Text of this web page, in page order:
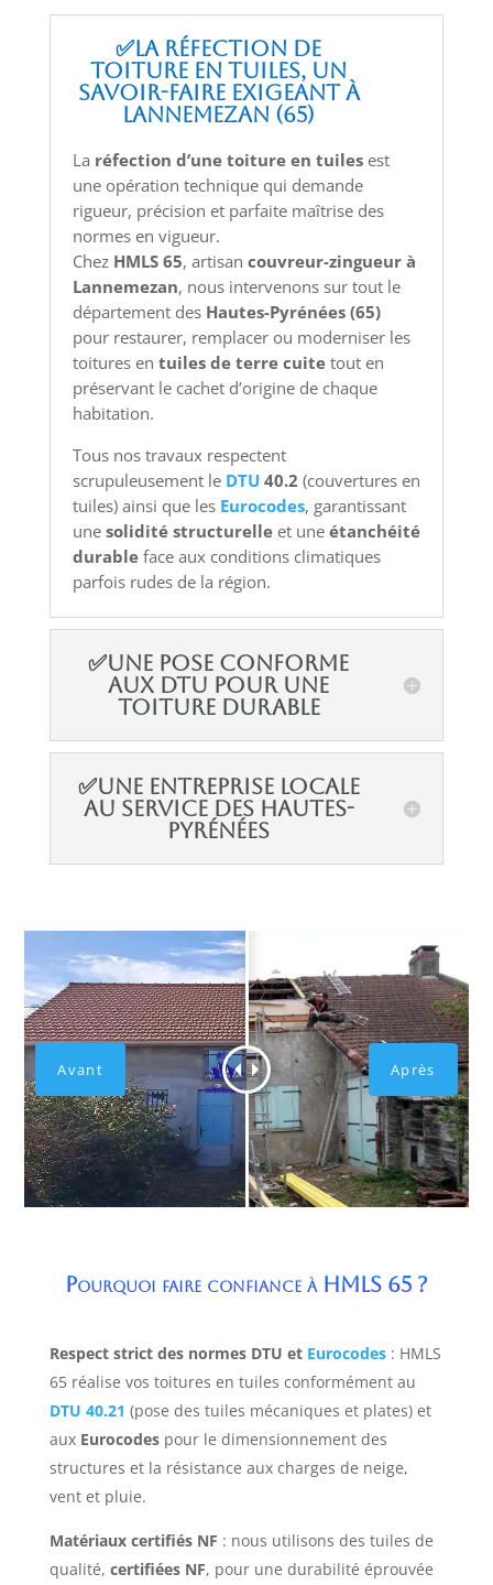
✅La réfection de
toiture en tuiles, un
savoir-faire exigeant à
Lannemezan (65)
La réfection d’une toiture en tuilesest
une opération technique qui demande
rigueur, précision et parfaite maîtrise des
normes en vigueur.
Chez HMLS 65, artisan couvreur-zingueur à
Lannemezan, nous intervenons sur tout le
département des Hautes-Pyrénées (65)
pour restaurer, remplacer ou moderniser les
toitures en tuiles de terre cuitetout en
préservant le cachet d’origine de chaque
habitation.
Tous nos travaux respectent
scrupuleusement le DTU 40.2 (couvertures en
tuiles) ainsi que les Eurocodes, garantissant
une solidité structurelleet une étanchéité
durableface aux conditions climatiques
parfois rudes de la région.
✅Une pose conforme
aux DTU pour une
toiture durable
✅Une entreprise locale
au service des Hautes-
Pyrénées
Pourquoi faire confiance à HMLS 65 ?
Respect strict des normes DTU et Eurocodes: HMLS
65 réalise vos toitures en tuiles conformément au
DTU 40.21 (pose des tuiles mécaniques et plates) et
aux Eurocodespour le dimensionnement des
structures et la résistance aux charges de neige,
vent et pluie.
Matériaux certifiés NF : nous utilisons des tuiles de
qualité, certifiées NF, pour une durabilité éprouvée